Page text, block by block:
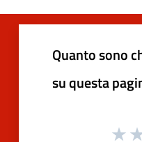
Quanto sono
su questa